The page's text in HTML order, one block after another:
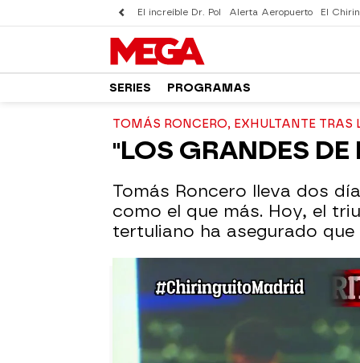
El increíble Dr. Pol Alerta Aeropuerto El
SERIES PROGRAMAS
TOMÁS RONCERO, EXHULTANTE
"LOS GRANDES
Tomás Roncero lleva dos
como el que más. Hoy, el
tertuliano ha asegurado